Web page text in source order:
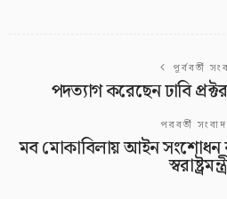
পূর্ববর্তী
পদত্যাগ করেছেন ঢাবি
পরবর্তী সংবাদ
মব মোকাবিলায় আইন সংশোধন